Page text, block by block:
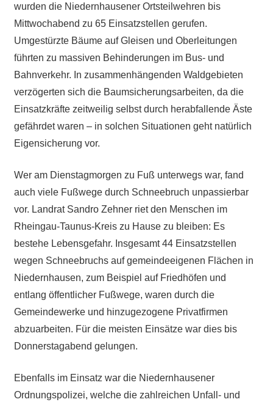
wurden die Niedernhausener Ortsteilwehren bis
Mittwochabend zu 65 Einsatzstellen gerufen.
Umgestürzte Bäume auf Gleisen und Oberleitungen
führten zu massiven Behinderungen im Bus- und
Bahnverkehr. In zusammenhängenden Waldgebieten
verzögerten sich die Baumsicherungsarbeiten, da die
Einsatzkräfte zeitweilig selbst durch herabfallende Äste
gefährdet waren – in solchen Situationen geht natürlich
Eigensicherung vor.
Wer am Dienstagmorgen zu Fuß unterwegs war, fand
auch viele Fußwege durch Schneebruch unpassierbar
vor. Landrat Sandro Zehner riet den Menschen im
Rheingau-Taunus-Kreis zu Hause zu bleiben: Es
bestehe Lebensgefahr. Insgesamt 44 Einsatzstellen
wegen Schneebruchs auf gemeindeeigenen Flächen in
Niedernhausen, zum Beispiel auf Friedhöfen und
entlang öffentlicher Fußwege, waren durch die
Gemeindewerke und hinzugezogene Privatfirmen
abzuarbeiten. Für die meisten Einsätze war dies bis
Donnerstagabend gelungen.
Ebenfalls im Einsatz war die Niedernhausener
Ordnungspolizei, welche die zahlreichen Unfall- und